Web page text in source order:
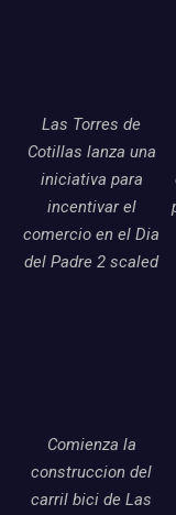
Las Torres de
Cotillas lanza una
iniciativa para
incentivar el
comercio en el Dia
del Padre 2 scaled
Comienza la
construccion del
carril bici de Las